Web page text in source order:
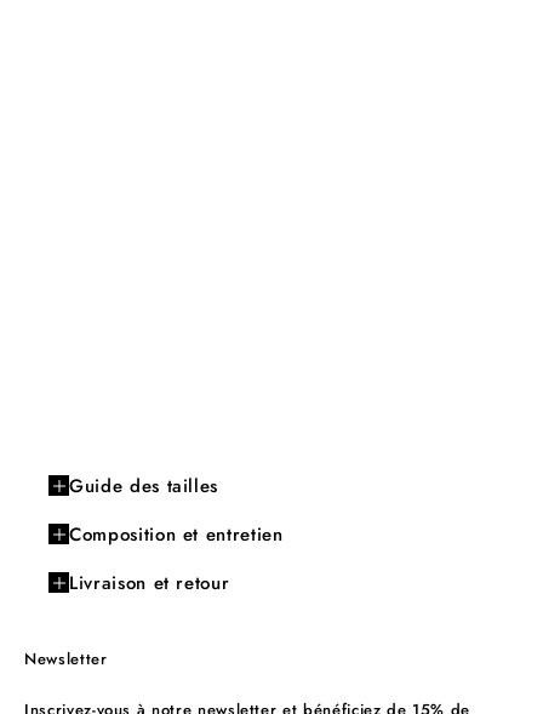
Guide des tailles
Composition et entretien
Livraison et retour
Newsletter